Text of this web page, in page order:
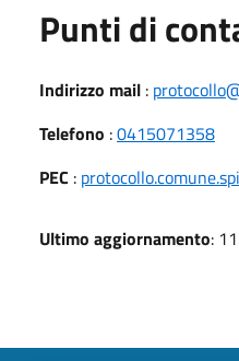
Punti di
Indirizzo mail :
Telefono :0415071358
PEC :
Ultimo aggiornamento: